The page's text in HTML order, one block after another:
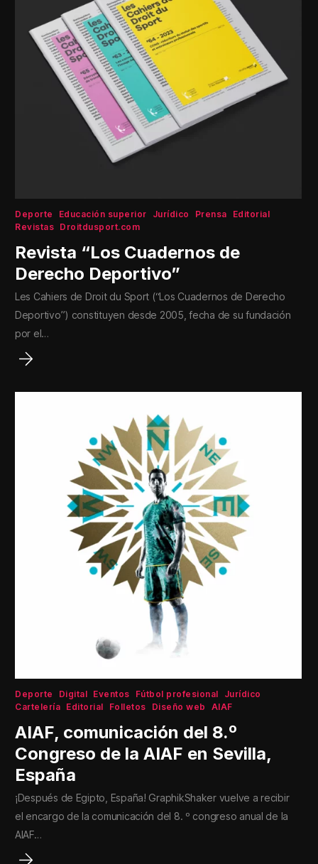
Deporte Educación superior Jurídico Prensa
Editorial
Revistas Droitdusport.com
Revista “Los Cuadernos de
Derecho Deportivo”
Les Cahiers de Droit du Sport (“Los Cuadernos de Derecho
Deportivo”) constituyen desde 2005, fecha de su fundación
por el…
Deporte Digital Eventos Fútbol profesional
Jurídico
Cartelería Editorial Folletos Diseño web AIAF
AIAF, comunicación del 8.º
Congreso de la AIAF en Sevilla,
España
¡Después de Egipto, España! GraphikShaker vuelve a recibir
el encargo de la comunicación del 8. º congreso anual de la
AIAF…